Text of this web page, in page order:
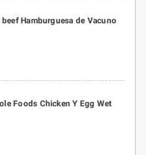
Hamburguesa de Vacuno
Foods Chicken Y Egg Wet